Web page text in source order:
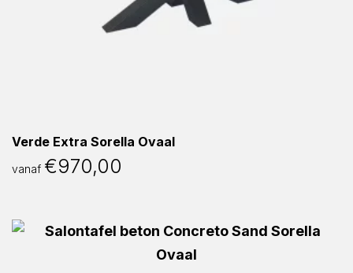
Verde Extra Sorella Ovaal
vanaf €970,00